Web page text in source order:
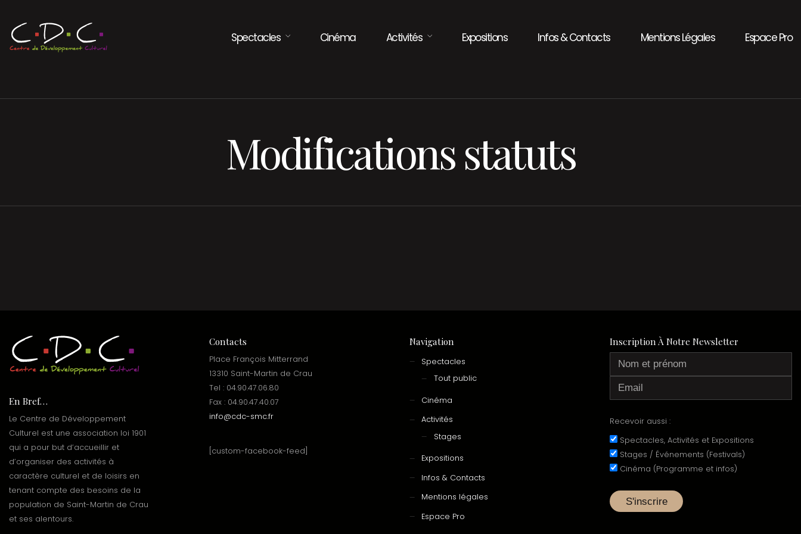
Spectacles Cinéma Activités Expositions Infos & Contacts Mentions Légales Espace Pro
Modifications statuts
En Bref…
Le Centre de Développement
Culturel est une association loi 1901
qui a pour but d’accueillir et
d’organiser des activités à
caractère culturel et de loisirs en
tenant compte des besoins de la
population de Saint-Martin de Crau
et ses alentours.
Contacts
Place François Mitterrand
13310 Saint-Martin de Crau
Tel : 04.90.47.06.80
Fax : 04.90.47.40.07
info@cdc-smc.fr
[custom-facebook-feed]
Navigation
Spectacles
Tout public
Cinéma
Activités
Stages
Expositions
Infos & Contacts
Mentions légales
Espace Pro
Inscription À Notre Newsletter
Recevoir aussi :
Spectacles, Activités et Expositions
Stages / Événements (Festivals)
Cinéma (Programme et infos)